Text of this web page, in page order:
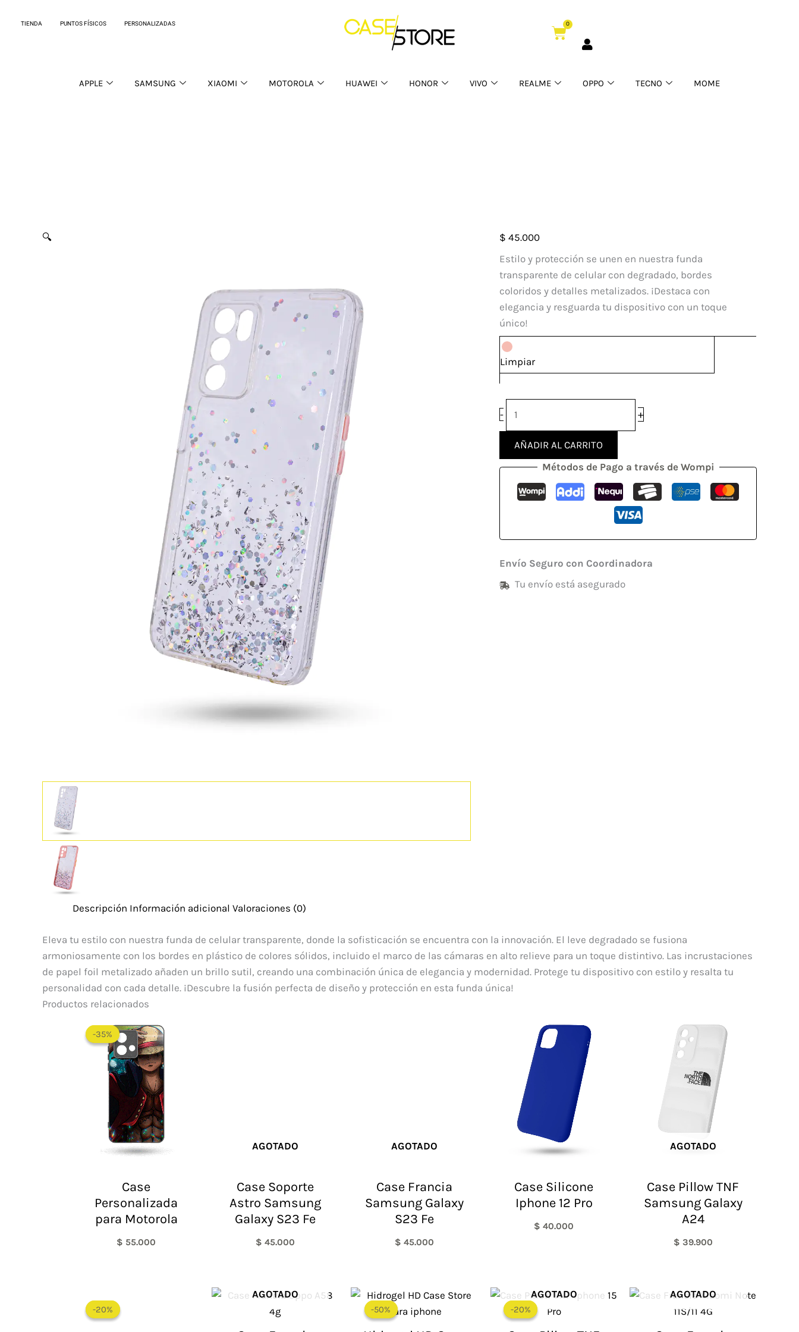
TIENDA PUNTOS FÍSICOS PERSONALIZADAS 0
Cart
APPLE SAMSUNG XIAOMI MOTOROLA HUAWEI HONOR VIVO REALME OPPO TECNO MOME
🔍 $ 45.000
Estilo y protección se unen en nuestra funda
transparente de celular con degradado, bordes
coloridos y detalles metalizados. ¡Destaca con
elegancia y resguarda tu dispositivo con un toque
único!
Limpiar
-
Case
Escarcha
A16
cantidad
+
AÑADIR AL CARRITO
Métodos de Pago a través de Wompi
Envío Seguro con Coordinadora
Tu envío está asegurado
Descripción Información adicional Valoraciones (0)
Eleva tu estilo con nuestra funda de celular transparente, donde la sofisticación se encuentra con la innovación. El leve degradado se fusiona
armoniosamente con los bordes en plástico de colores sólidos, incluido el marco de las cámaras en alto relieve para un toque distintivo. Las incrustaciones
de papel foil metalizado añaden un brillo sutil, creando una combinación única de elegancia y modernidad. Protege tu dispositivo con estilo y resalta tu
personalidad con cada detalle. ¡Descubre la fusión perfecta de diseño y protección en esta funda única!
Productos relacionados
-35%
-35%
Case
Personalizada
para Motorola
$ 55.000
AGOTADO
Case Soporte
Astro Samsung
Galaxy S23 Fe
$ 45.000
AGOTADO
Case Francia
Samsung Galaxy
S23 Fe
$ 45.000
Case Silicone
Iphone 12 Pro
$ 40.000
AGOTADO
Case Pillow TNF
Samsung Galaxy
A24
$ 39.900
-20%
-20%
AGOTADO
-50%
-50%
El
original
El
-20%
AGOTADO
-20%
El
precio
original
El
AGOTADO